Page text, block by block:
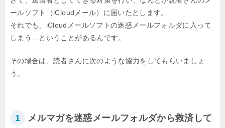
ールソフト（iCloudメール）に届いたとします。
それでも、iCloudメールソフトの迷惑メールフォルダに入って
しまう…ということがあるんです。
その場合は、読者さんに次のような協力をしてもらいましょ
う。
1
メルマガを迷惑メールフォルダから救済して